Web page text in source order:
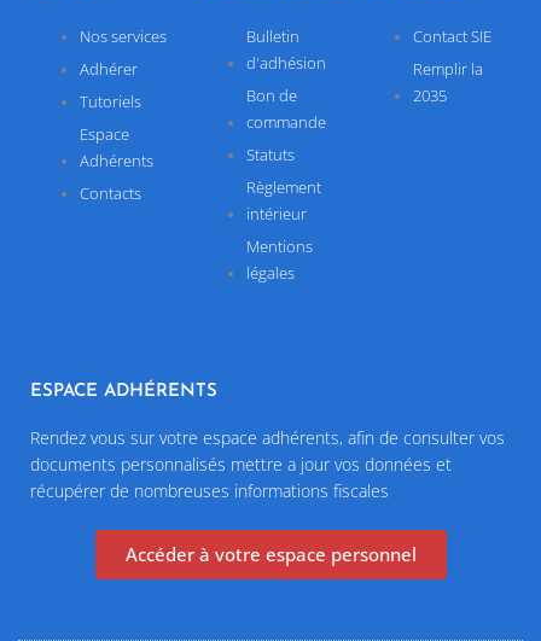
Nos services
Adhérer
Tutoriels
Espace
Adhérents
Contacts
Bulletin
d'adhésion
Bon de
commande
Statuts
Règlement
intérieur
Mentions
légales
Contact SIE
Remplir la
2035
ESPACE ADHÉRENTS
Rendez vous sur votre espace adhérents, afin de consulter vos
documents personnalisés mettre a jour vos données et
récupérer de nombreuses informations fiscales
Accéder à votre espace personnel